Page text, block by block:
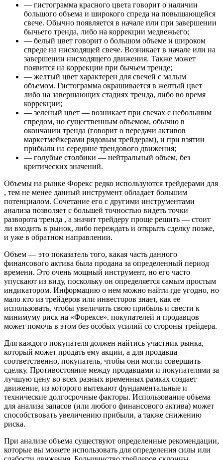
— гистограмма красного цвета говорит о наличии
большого объема и широкого спреда на повышающейся
свече. Обычно появляется в начале или при завершении
бычьего тренда, либо на коррекции медвежьего;
— белый цвет говорит о большом объеме и широком
спреде на нисходящей свече. Возникает в начале или на
завершении нисходящего движения. Также может
появится на коррекции при бычьем тренде;
— желтый цвет характерен для свечей с малым
объемом. Гистограмма окрашивается в желтый цвет
либо на завершающих стадиях тренда, либо во время
коррекции;
— зеленый цвет — возникает при свечах с небольшим
спредом, но существенным объемом, обычно в
окончании тренда (говорит о передачи активов
маркетмейкерами рядовым трейдерам), и при взятии
прибыли на середине трендового движения;
— голубые столбики — нейтральный объем, без
критических значений.
Объемы на рынке Форекс редко используются трейдерами для
, тем не менее данный инструмент обладает большим
потенциалом. Сочетание его с другими инструментами
анализа позволяет с большей точностью видеть точки
разворота тренда , а значит трейдеру проще решить — стоит
ли входить в рынок, либо переждать и открыть сделку позже,
и уже в обратном направлении.
Объем — это показатель того, какая часть данного
финансового актива была продана за определенный период
времени. Это очень мощный инструмент, но его часто
упускают из виду, поскольку он определяется самым простым
индикатором. Информацию о нем можно найти где угодно, но
мало кто из трейдеров или инвесторов знает, как ее
использовать, чтобы увеличить свою прибыль и свести к
минимуму риск на «Форексе». покупателей и продавцов
может помочь в этом без особых усилий со стороны трейдера.
Для каждого покупателя должен найтись участник рынка,
который может продать ему акции, а для продавца —
соответственно, покупатель, чтобы они могли совершить
сделку. Противостояние между продавцами и покупателями за
лучшую цену во всех разных временных рамках создает
движение, из которого вытекают фундаментальные и
технические долгосрочные факторы. Использование объема
для анализа запасов (или любого финансового актива) может
способствовать увеличению прибыли, а также снижению
риска.
При анализе объема существуют определенные рекомендации,
которые вы можете использовать для определения силы или